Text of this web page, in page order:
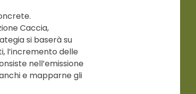
Caccia,
si baserà su
l’incremento delle
nell’emissione
e mapparne gli